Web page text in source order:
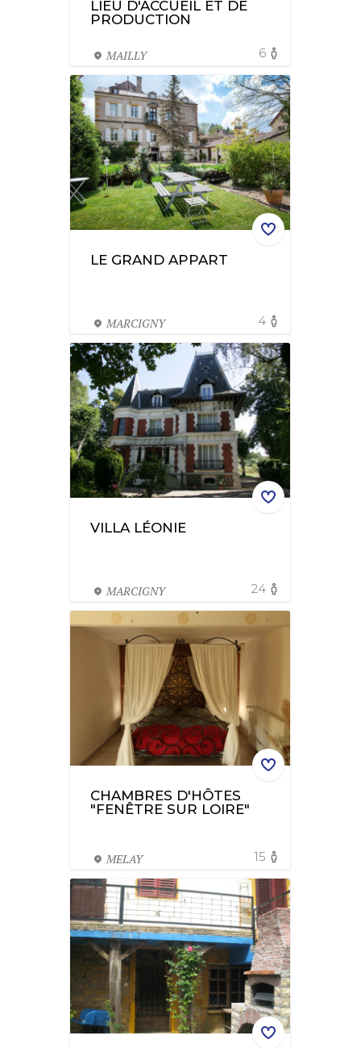
LIEU D'ACCUEIL ET DE
PRODUCTION
MAILLY 6
LE GRAND APPART
MARCIGNY 4
VILLA LÉONIE
MARCIGNY 24
CHAMBRES D'HÔTES
"FENÊTRE SUR LOIRE"
MELAY 15